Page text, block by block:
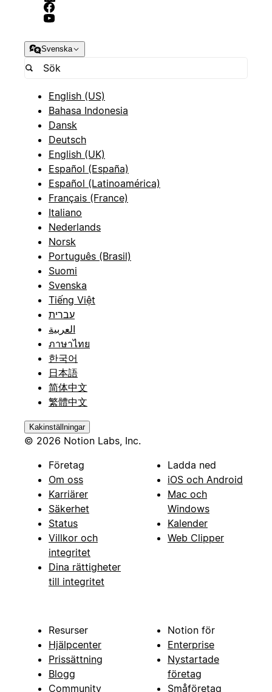
Svenska
English (US)
Bahasa Indonesia
Dansk
Deutsch
English (UK)
Español (España)
Español (Latinoamérica)
Français (France)
Italiano
Nederlands
Norsk
Português (Brasil)
Suomi
Svenska
Tiếng Việt
עברית
العربية
ภาษาไทย
한국어
日本語
简体中文
繁體中文
Kakinställningar
© 2026 Notion Labs, Inc.
Företag
Om oss
Karriärer
Säkerhet
Status
Villkor och
integritet
Dina rättigheter
till integritet
Ladda ned
iOS och Android
Mac och
Windows
Kalender
Web Clipper
Resurser
Hjälpcenter
Prissättning
Blogg
Community
Notion för
Enterprise
Nystartade
företag
Småföretag